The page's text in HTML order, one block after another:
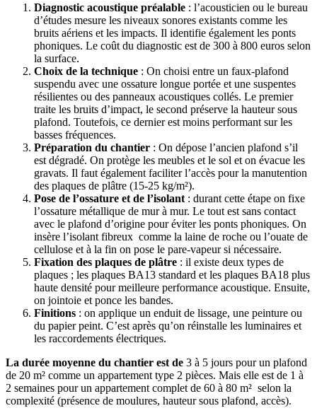
Diagnostic acoustique préalable : l’acousticien ou le bureau
d’études mesure les niveaux sonores existants comme les
bruits aériens et les impacts. Il identifie également les ponts
phoniques. Le coût du diagnostic est de 300 à 800 euros selon
la surface.
Choix de la technique : On choisi entre un faux-plafond
suspendu avec une ossature longue portée et une suspentes
résilientes ou des panneaux acoustiques collés. Le premier
traite les bruits d’impact, le second préserve la hauteur sous
plafond. Toutefois, ce dernier est moins performant sur les
basses fréquences.
Préparation du chantier : On dépose l’ancien plafond s’il
est dégradé. On protège les meubles et le sol et on évacue les
gravats. Il faut également faciliter l’accès pour la manutention
des plaques de plâtre (15-25 kg/m²).
Pose de l’ossature et de l’isolant : durant cette étape on fixe
l’ossature métallique de mur à mur. Le tout est sans contact
avec le plafond d’origine pour éviter les ponts phoniques. On
insère l’isolant fibreux comme la laine de roche ou l’ouate de
cellulose et à la fin on pose le pare-vapeur si nécessaire.
Fixation des plaques de plâtre : il existe deux types de
plaques ; les plaques BA13 standard et les plaques BA18 plus
haute densité pour meilleure performance acoustique. Ensuite,
on jointoie et ponce les bandes.
Finitions : on applique un enduit de lissage, une peinture ou
du papier peint. C’est après qu’on réinstalle les luminaires et
les raccordements électriques.
La durée moyenne du chantier est de 3 à 5 jours pour un plafond
de 20 m² comme un appartement type 2 pièces. Mais elle est de 1 à
2 semaines pour un appartement complet de 60 à 80 m² selon la
complexité (présence de moulures, hauteur sous plafond, accès).